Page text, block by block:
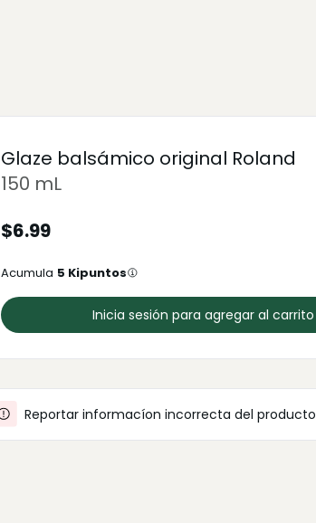
Glaze balsámico original Roland
150 mL
$6.99
Acumula 5 Kipuntos
Inicia sesión para agregar al carrito
Reportar informacíon incorrecta del producto